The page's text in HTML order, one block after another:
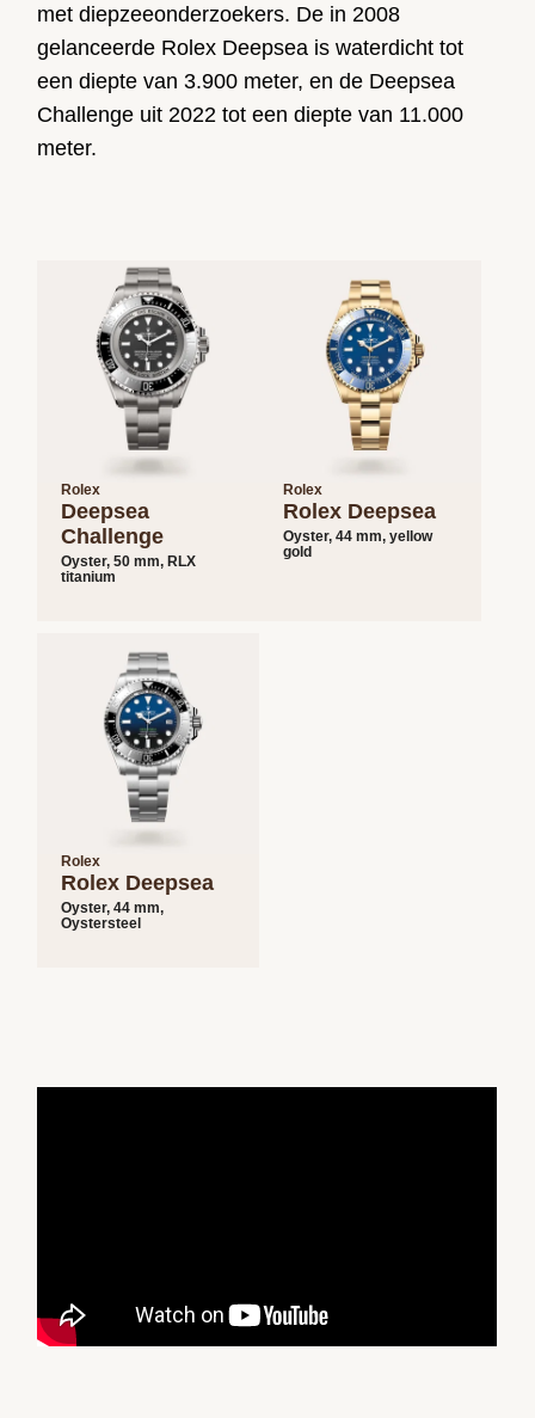
met diepzee­onderzoekers. De in 2008
gelanceerde Rolex Deepsea is waterdicht tot
een diepte van 3.900 meter, en de Deepsea
Challenge uit 2022 tot een diepte van 11.000
meter.
Rolex
Deepsea
Challenge
Oyster, 50 mm, RLX
titanium
Rolex
Rolex Deepsea
Oyster, 44 mm, yellow
gold
Rolex
Rolex Deepsea
Oyster, 44 mm,
Oystersteel